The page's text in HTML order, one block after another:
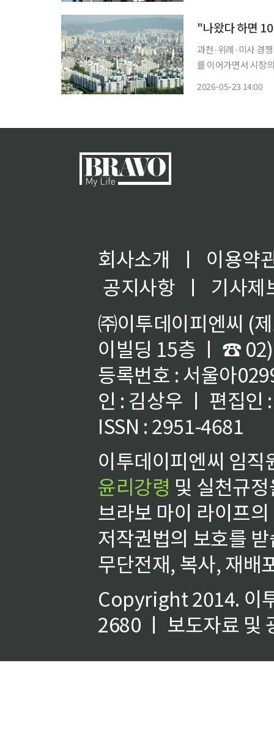
"나왔다 하면
과천·위례·미사 경쟁률 세 자릿수 고금리와 공사비 급
를 이어가면서 시장
2026-05-23 14:00
회사소개 ㅣ
이용약
공지사항
ㅣ
기사제
㈜이투데이피엔씨 (
이빌딩 15층 ㅣ ☎
등록번호 : 서울아
인 : 김상우 ㅣ 편집인
ISSN : 2951-4681
이투데이피엔씨 임
윤리강령 및 실천규
브라보 마이 라이프
저작권법의 보호를
무단전재, 복사, 재배
Copyright 2014. 이
2680 ㅣ 보도자료